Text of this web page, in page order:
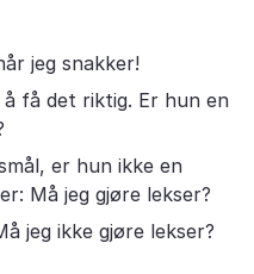
jeg snakker!
få det riktig. Er hun en
er hun ikke en
Må jeg gjøre lekser?
jeg ikke gjøre lekser?